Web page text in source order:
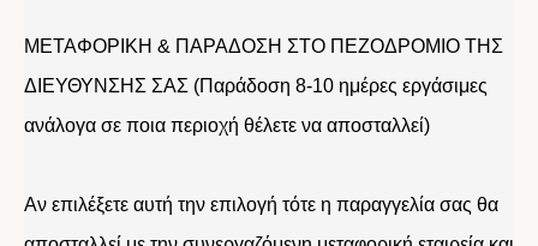
ΜΕΤΑΦΟΡΙΚΗ & ΠΑΡΑΔΟΣΗ ΣΤΟ ΠΕΖΟΔΡΟΜΙΟ ΤΗΣ
ΔΙΕΥΘΥΝΣΗΣ ΣΑΣ (Παράδοση 8-10 ημέρες εργάσιμες
ανάλογα σε ποια περιοχή θέλετε να αποσταλλεί)
Αν επιλέξετε αυτή την επιλογή τότε η παραγγελία σας θα